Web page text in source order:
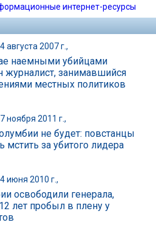
интернет-ресурсы
августа 2007 г.,
наемными убийцами
журналист, занимавшийся
местных политиков
ноября 2011 г.,
не будет: повстанцы
мстить за убитого лидера
июня 2010 г.,
освободили генерала,
лет пробыл в плену у